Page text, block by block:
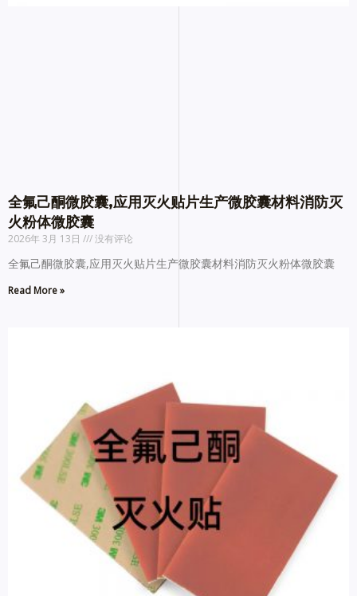
全氟己酮微胶囊,应用灭火贴片生产微胶囊材料消防灭
火粉体微胶囊
2026年 3月 13日 没有评论
全氟己酮微胶囊,应用灭火贴片生产微胶囊材料消防灭火粉体微胶囊
Read More »